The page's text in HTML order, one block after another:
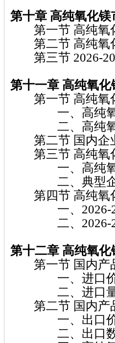
第十章 高纯氧化镁
第一节 高纯氧
第二节 高纯氧
第三节 2026-
第十一章 高纯氧化
第一节 高纯氧
一、高纯氧化
二、高纯氧化
第二节 国内企
第三节 高纯氧
一、高纯氧化
二、典型企业
第四节 高纯氧
一、2026-
二、2026-
第十二章 高纯氧化
第一节 国内产
一、进口价
二、进口量
第二节 国内产
一、出口价
二、出口数